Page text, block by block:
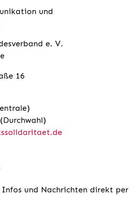
und
e. V.
16
und Nachrichten direkt per